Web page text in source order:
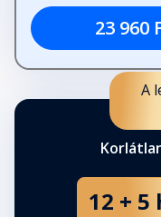
23 960
A
12 +